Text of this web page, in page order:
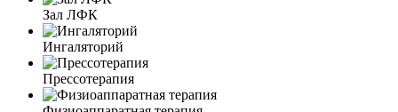
Зал ЛФК
Ингаляторий
Прессотерапия